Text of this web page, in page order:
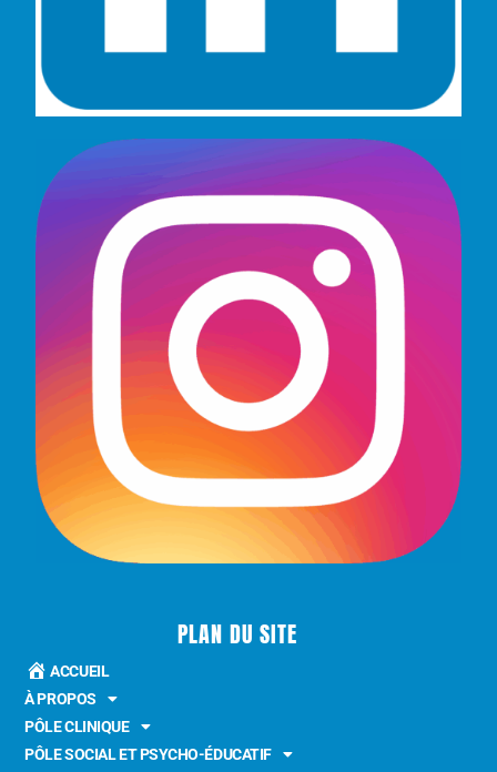
PLAN DU SITE
ACCUEIL
À PROPOS
PÔLE CLINIQUE
PÔLE SOCIAL ET PSYCHO-ÉDUCATIF